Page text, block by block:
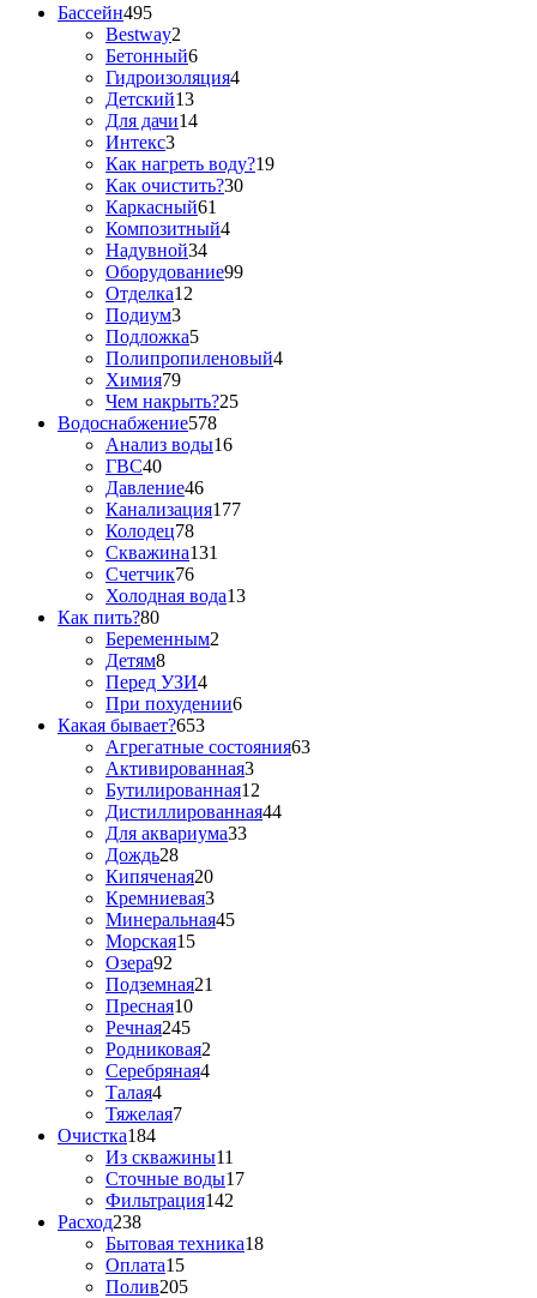
Бассейн495
Bestway2
Бетонный6
Гидроизоляция4
Детский13
Для дачи14
Интекс3
Как нагреть воду?19
Как очистить?30
Каркасный61
Композитный4
Надувной34
Оборудование99
Отделка12
Подиум3
Подложка5
Полипропиленовый4
Химия79
Чем накрыть?25
Водоснабжение578
Анализ воды16
ГВС40
Давление46
Канализация177
Колодец78
Скважина131
Счетчик76
Холодная вода13
Как пить?80
Беременным2
Детям8
Перед УЗИ4
При похудении6
Какая бывает?653
Агрегатные состояния63
Активированная3
Бутилированная12
Дистиллированная44
Для аквариума33
Дождь28
Кипяченая20
Кремниевая3
Минеральная45
Морская15
Озера92
Подземная21
Пресная10
Речная245
Родниковая2
Серебряная4
Талая4
Тяжелая7
Очистка184
Из скважины11
Сточные воды17
Фильтрация142
Расход238
Бытовая техника18
Оплата15
Полив205